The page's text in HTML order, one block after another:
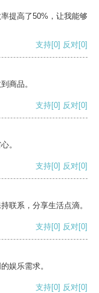
提高了50%，让我能够
支持[0] 反对[0]
商品。
支持[0] 反对[0]
。
支持[0] 反对[0]
联系，分享生活点滴。
支持[0] 反对[0]
娱乐需求。
支持[0] 反对[0]